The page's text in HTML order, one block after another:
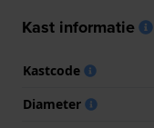
Kast informatie
Kastcode
Diameter